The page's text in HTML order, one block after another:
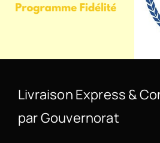
Livraison Express &
par Gouvernorat